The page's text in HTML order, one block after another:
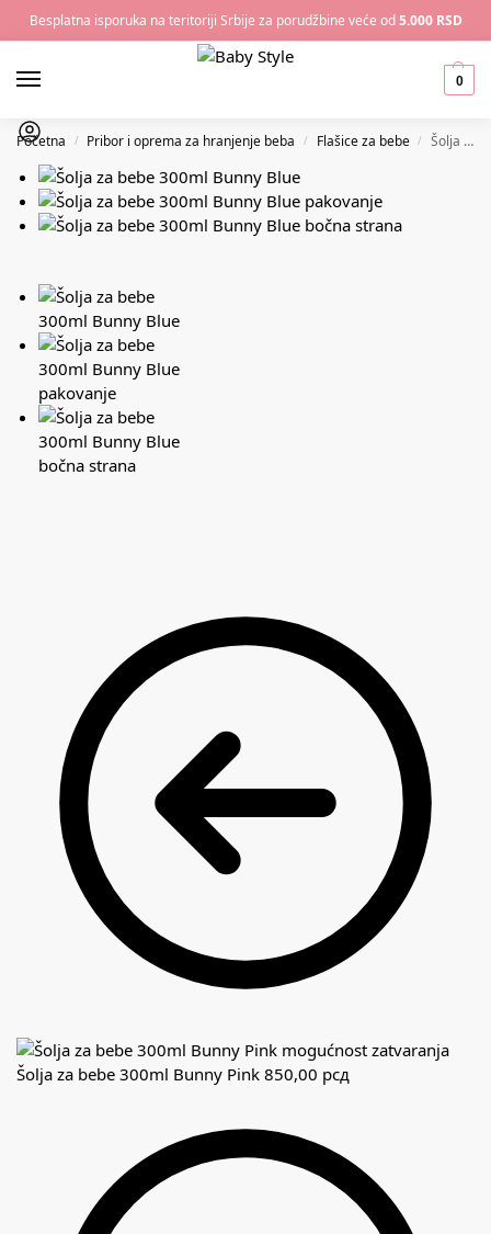
Besplatna isporuka na teritoriji Srbije za porudžbine veće od5.000 RSD
0
Početna / Pribor i oprema za hranjenje beba / Flašice za bebe / Šolja za bebe 300ml Bunny Blue
Šolja za bebe 300ml Bunny Pink 850,00 рсд